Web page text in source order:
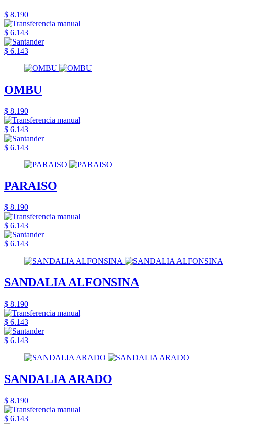
$ 8.190
$ 6.143
$ 6.143
OMBU
$ 8.190
$ 6.143
$ 6.143
PARAISO
$ 8.190
$ 6.143
$ 6.143
SANDALIA ALFONSINA
$ 8.190
$ 6.143
$ 6.143
SANDALIA ARADO
$ 8.190
$ 6.143